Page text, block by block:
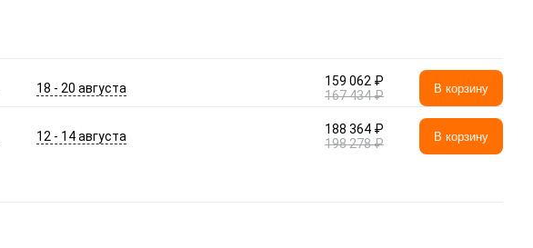
18 - 20 августа
159 062 ₽
167 434 ₽
В корзину
12 - 14 августа
188 364 ₽
198 278 ₽
В корзину